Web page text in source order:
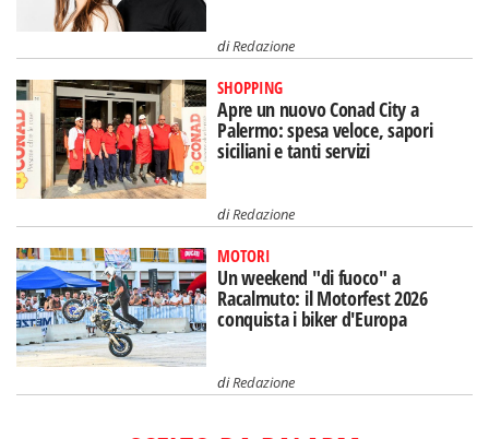
diRedazione
SHOPPING
Apre un nuovo Conad City a
Palermo: spesa veloce, sapori
siciliani e tanti servizi
diRedazione
MOTORI
Un weekend "di fuoco" a
Racalmuto: il Motorfest 2026
conquista i biker d'Europa
diRedazione